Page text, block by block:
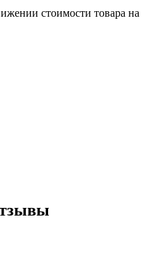
стоимости товара на